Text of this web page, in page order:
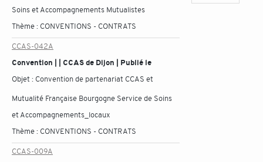
Soins et Accompagnements Mutualistes
Thème : CONVENTIONS - CONTRATS
CCAS-042A
Convention | | CCAS de Dijon | Publié le
Objet : Convention de partenariat CCAS et
Mutualité Française Bourgogne Service de Soins
et Accompagnements_locaux
Thème : CONVENTIONS - CONTRATS
CCAS-009A